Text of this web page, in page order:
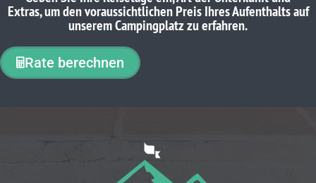
Extras, um den voraussichtlichen Preis Ihres Aufenthalts auf
unserem Campingplatz zu erfahren.
Rate berechnen